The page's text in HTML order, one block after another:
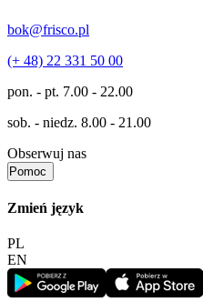
bok@frisco.pl
(+ 48) 22 331 50 00
pon. - pt. 7.00 - 22.00
sob. - niedz. 8.00 - 21.00
Obserwuj nas
Pomoc
Zmień język
PL
EN